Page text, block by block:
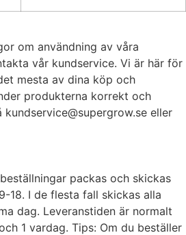
om användning av våra
vår kundservice. Vi är här för
mesta av dina köp och
produkterna korrekt och
kundservice@supergrow.se eller
packas och skickas
18. I de flesta fall skickas alla
dag. Leveranstiden är normalt
1 vardag. Tips: Om du beställer